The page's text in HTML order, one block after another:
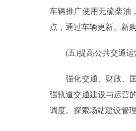
车辆推广使用无硫柴油
点，通过车辆更新、新
(五)提高公共交通运
强化交通、财政、国
强轨道交通建设与运营
调度。探索场站建设管